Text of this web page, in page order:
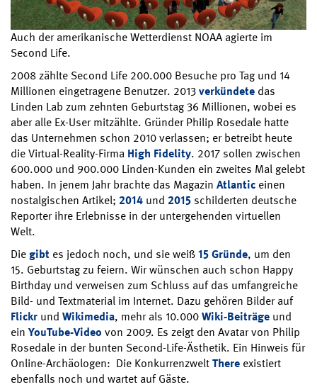
Auch der amerikanische Wetterdienst NOAA agierte im
Second Life.
2008 zählte Second Life 200.000 Besuche pro Tag und 14
Millionen eingetragene Benutzer. 2013verkündete das
Linden Lab zum zehnten Geburtstag 36 Millionen, wobei es
aber alle Ex-User mitzählte. Gründer Philip Rosedale hatte
das Unternehmen schon 2010 verlassen; er betreibt heute
die Virtual-Reality-Firma High Fidelity. 2017 sollen zwischen
600.000 und 900.000 Linden-Kunden ein zweites Mal gelebt
haben. In jenem Jahr brachte das Magazin Atlantic einen
nostalgischen Artikel; 2014 und 2015 schilderten deutsche
Reporter ihre Erlebnisse in der untergehenden virtuellen
Welt.
Diegibt es jedoch noch, und sie weiß15 Gründe, um den
15. Geburtstag zu feiern. Wir wünschen auch schon Happy
Birthday und verweisen zum Schluss auf das umfangreiche
Bild- und Textmaterial im Internet. Dazu gehören Bilder auf
Flickr und Wikimedia, mehr als 10.000Wiki-Beiträge und
ein YouTube-Video von 2009. Es zeigt den Avatar von Philip
Rosedale in der bunten Second-Life-Ästhetik. Ein Hinweis für
Online-Archäologen: Die KonkurrenzweltThere existiert
ebenfalls noch und wartet auf Gäste.